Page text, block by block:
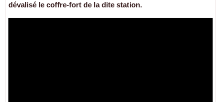
dévalisé le coffre-fort de la dite station.